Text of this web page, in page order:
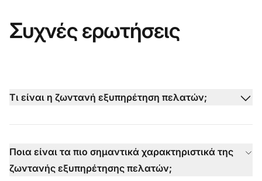
Συχνές ερωτήσεις
Τι είναι η ζωντανή εξυπηρέτηση πελατών;
Ποια είναι τα πιο σημαντικά χαρακτηριστικά της
ζωντανής εξυπηρέτησης πελατών;